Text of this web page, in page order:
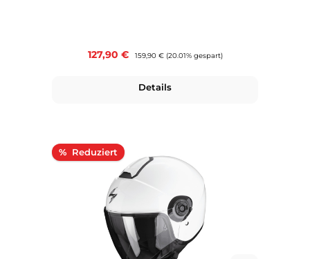
Verkaufspreis:
127,90 € Regulärer Preis:
159,90 € (20.01% gespart)
Details
% Rabatt